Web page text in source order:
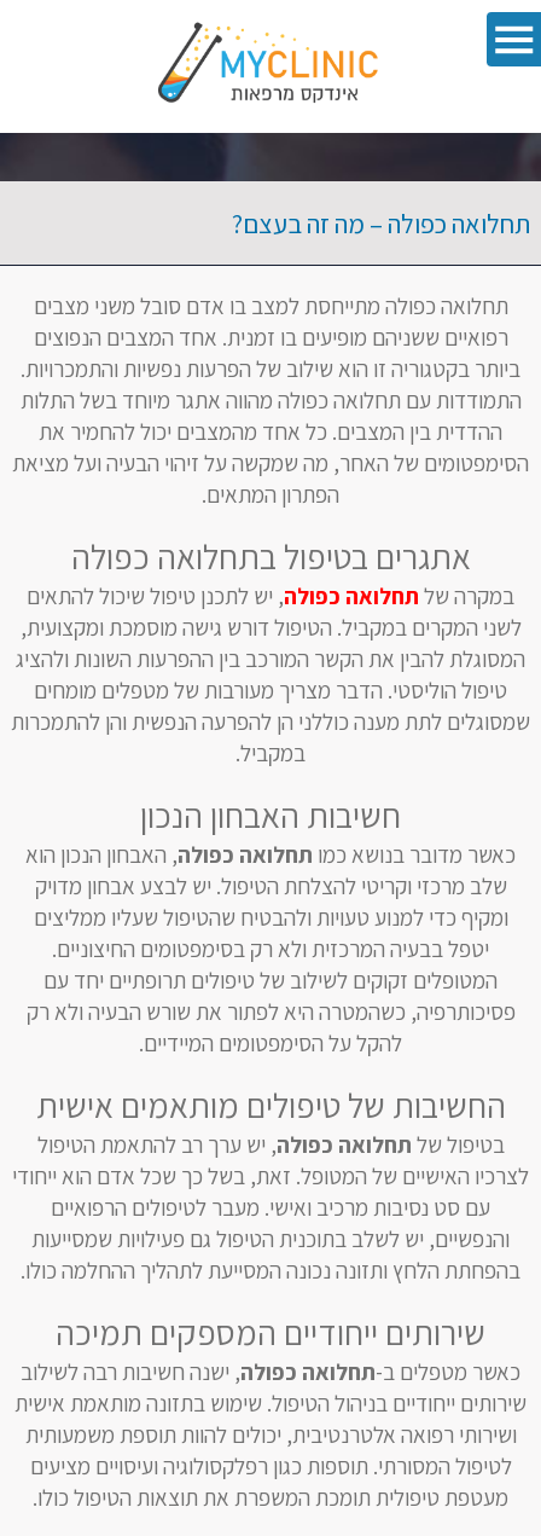
תחלואה כפולה – מה זה בעצם?
תחלואה כפולה מתייחסת למצב בו אדם סובל משני מצבים
רפואיים ששניהם מופיעים בו זמנית. אחד המצבים הנפוצים
ביותר בקטגוריה זו הוא שילוב של הפרעות נפשיות והתמכרויות.
התמודדות עם תחלואה כפולה מהווה אתגר מיוחד בשל התלות
ההדדית בין המצבים. כל אחד מהמצבים יכול להחמיר את
הסימפטומים של האחר, מה שמקשה על זיהוי הבעיה ועל מציאת
הפתרון המתאים.
אתגרים בטיפול בתחלואה כפולה
במקרה של תחלואה כפולה, יש לתכנן טיפול שיכול להתאים
לשני המקרים במקביל. הטיפול דורש גישה מוסמכת ומקצועית,
המסוגלת להבין את הקשר המורכב בין ההפרעות השונות ולהציג
טיפול הוליסטי. הדבר מצריך מעורבות של מטפלים מומחים
שמסוגלים לתת מענה כוללני הן להפרעה הנפשית והן להתמכרות
במקביל.
חשיבות האבחון הנכון
כאשר מדובר בנושא כמו תחלואה כפולה, האבחון הנכון הוא
שלב מרכזי וקריטי להצלחת הטיפול. יש לבצע אבחון מדויק
ומקיף כדי למנוע טעויות ולהבטיח שהטיפול שעליו ממליצים
יטפל בבעיה המרכזית ולא רק בסימפטומים החיצוניים.
המטופלים זקוקים לשילוב של טיפולים תרופתיים יחד עם
פסיכותרפיה, כשהמטרה היא לפתור את שורש הבעיה ולא רק
להקל על הסימפטומים המיידיים.
החשיבות של טיפולים מותאמים אישית
בטיפול של תחלואה כפולה, יש ערך רב להתאמת הטיפול
לצרכיו האישיים של המטופל. זאת, בשל כך שכל אדם הוא ייחודי
עם סט נסיבות מרכיב ואישי. מעבר לטיפולים הרפואיים
והנפשיים, יש לשלב בתוכנית הטיפול גם פעילויות שמסייעות
בהפחתת הלחץ ותזונה נכונה המסייעת לתהליך ההחלמה כולו.
שירותים ייחודיים המספקים תמיכה
כאשר מטפלים ב-תחלואה כפולה, ישנה חשיבות רבה לשילוב
שירותים ייחודיים בניהול הטיפול. שימוש בתזונה מותאמת אישית
ושירותי רפואה אלטרנטיבית, יכולים להוות תוספת משמעותית
לטיפול המסורתי. תוספות כגון רפלקסולוגיה ועיסויים מציעים
מעטפת טיפולית תומכת המשפרת את תוצאות הטיפול כולו.